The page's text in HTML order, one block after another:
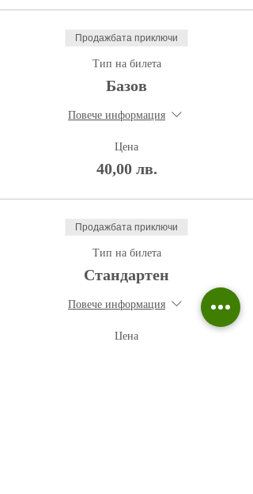
Продажбата приключи
Тип на билета
Базов
Повече информация
Цена
40,00 лв.
Продажбата приключи
Тип на билета
Стандартен
Повече информация
Цена